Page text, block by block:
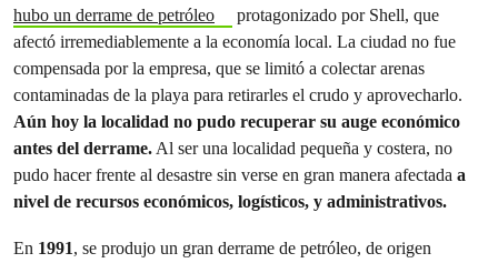
hubo un derrame de petróleo
protagonizado por Shell, que
afectó irremediablemente a la economía local. La ciudad no fue
compensada por la empresa, que se limitó a colectar arenas
contaminadas de la playa para retirarles el crudo y aprovecharlo.
Aún hoy la localidad no pudo recuperar su auge económico
antes del derrame.Al ser una localidad pequeña y costera, no
pudo hacer frente al desastre sin verse en gran manera afectada a
nivel de recursos económicos, logísticos, y administrativos.
En 1991, se produjo un gran derrame de petróleo, de origen